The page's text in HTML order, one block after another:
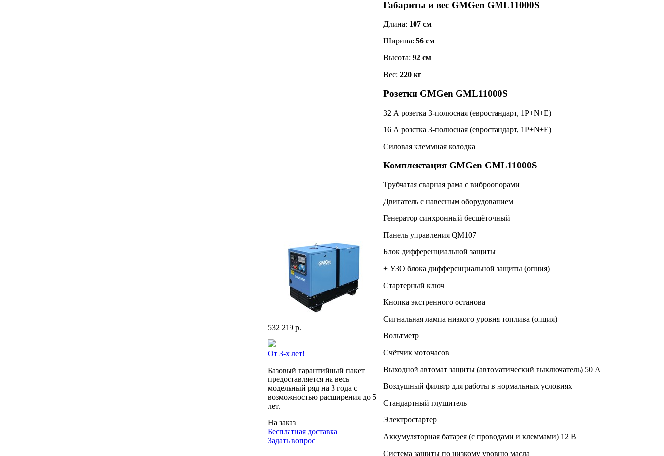
532 219 р.
От 3-х лет!
Базовый гарантийный пакет
предоставляется на весь
модельный ряд на 3 года с
возможностью расширения до 5
лет.
На заказ
Бесплатная доставка
Задать вопрос
Габариты и вес GMGen GML11000S
Длина: 107 см
Ширина: 56 см
Высота: 92 см
Вес: 220 кг
Розетки GMGen GML11000S
32 А розетка 3-полюсная (евростандарт, 1P+N+E)
16 А розетка 3-полюсная (евростандарт, 1P+N+E)
Силовая клеммная колодка
Комплектация GMGen GML11000S
Трубчатая сварная рама с виброопорами
Двигатель с навесным оборудованием
Генератор синхронный бесщёточный
Панель управления QM107
Блок дифференциальной защиты
+ УЗО блока дифференциальной защиты (опция)
Стартерный ключ
Кнопка экстренного останова
Сигнальная лампа низкого уровня топлива (опция)
Вольтметр
Счётчик моточасов
Выходной автомат защиты (автоматический выключатель) 50 А
Воздушный фильтр для работы в нормальных условиях
Стандартный глушитель
Электростартер
Аккумуляторная батарея (с проводами и клеммами) 12 В
Система защиты по низкому уровню масла